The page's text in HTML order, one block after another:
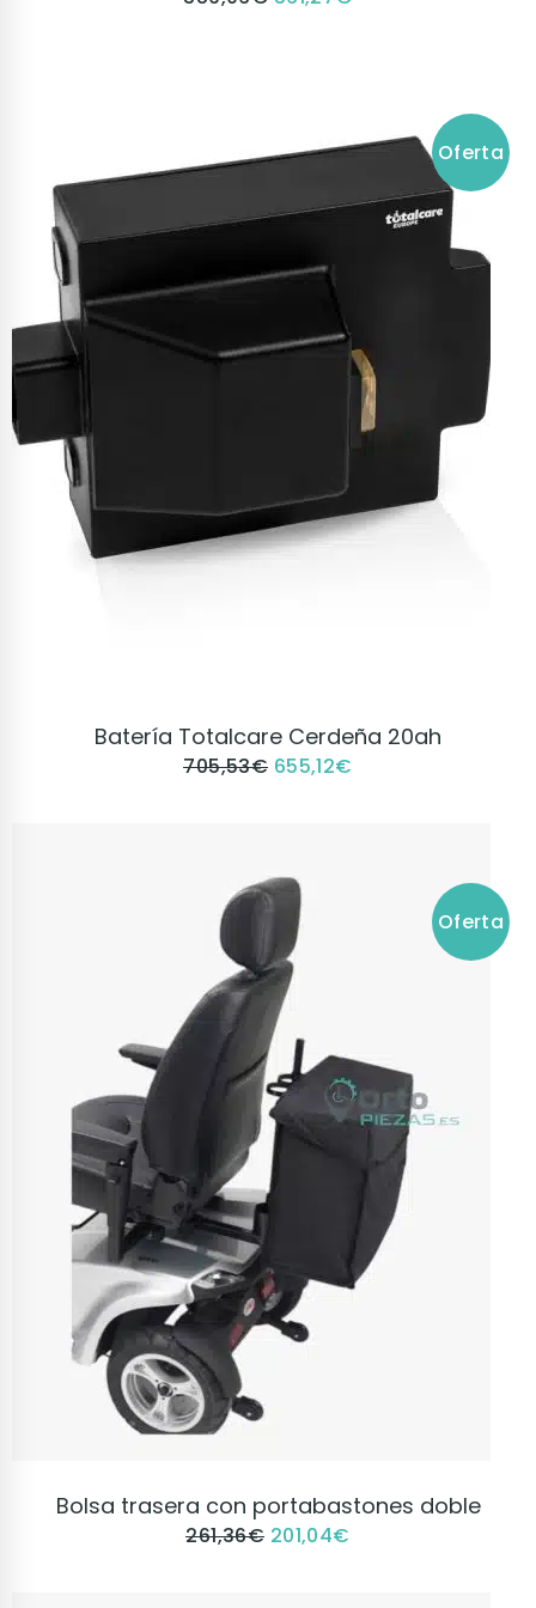
Oferta
VER PRODUCTO
Batería Totalcare Cerdeña 20ah
705,53€ 655,12€
Oferta
VER PRODUCTO
Bolsa trasera con portabastones doble
261,36€ 201,04€